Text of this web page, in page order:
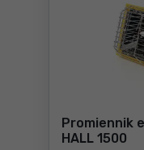
Promiennik
HALL 1500